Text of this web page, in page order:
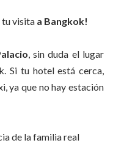
tu visita a Bangkok!
, sin duda el lugar
Si tu hotel está cerca,
ya que no hay estación
de la familia real